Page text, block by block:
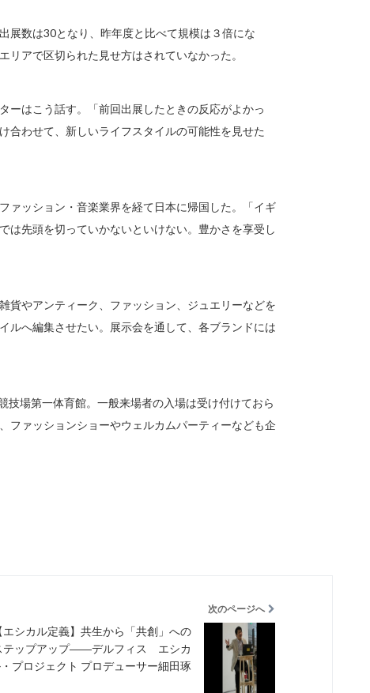
展数は30となり、昨年度と比べて規模は３倍にな
アで区切られた見せ方はされていなかった。
ーはこう話す。「前回出展したときの反応がよかっ
合わせて、新しいライフスタイルの可能性を見せた
ァッション・音楽業界を経て日本に帰国した。「イギ
は先頭を切っていかないといけない。豊かさを享受し
貨やアンティーク、ファッション、ジュエリーなどを
ルへ編集させたい。展示会を通して、各ブランドには
場第一体育館。一般来場者の入場は受け付けておら
ファッションショーやウェルカムパーティーなども企
次のページへ
エシカル定義】共生から「共創」への
テップアップ――デルフィス エシカ
・プロジェクト プロデューサー細田琢